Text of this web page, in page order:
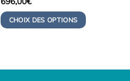
CHOIX DES OPTIONS